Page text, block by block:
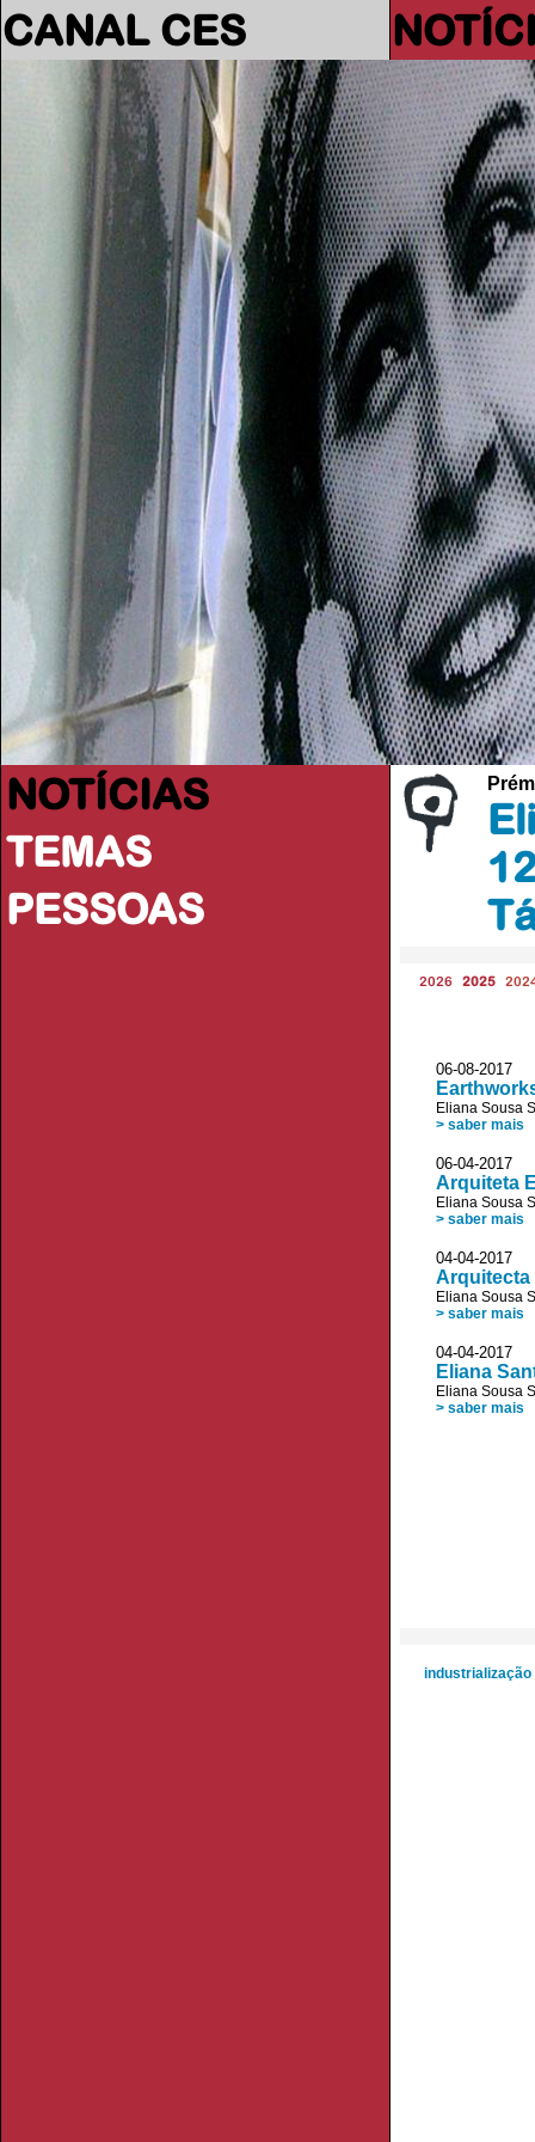
CANAL CES
NOTÍCIAS
TEMAS
PESSOAS
2026 2025
06-08-
Eliana Sousa
> saber mais
06-04-2017
Arquiteta
Eliana Sousa
> saber mais
04-04-
Arquitecta
Eliana Sousa
> saber mais
04-04-
Eliana
Eliana Sousa
> saber mais
industrialização